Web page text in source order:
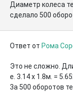
Диаметр колеса
сделало 500
Ответ от Рома
Это не сложно.
е. 3.14 х 1.8м. =
3а 500 оборотов